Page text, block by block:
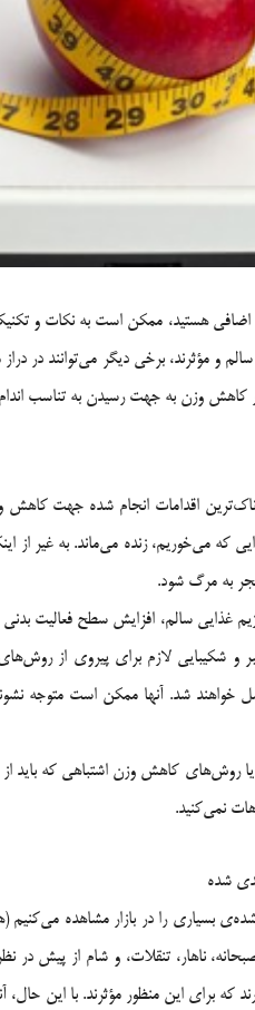
هستید، ممکن است به نکات و
و مؤثرند، برخی دیگر می‌توانند در
کاهش وزن به جهت رسیدن به تناسب
اقدامات انجام شده جهت
که می‌خوریم، زنده می‌ماند. به غیر
به مرگ شود.
غذایی سالم، افزایش سطح فعالیت
شکیبایی لازم برای پیروی از
شد. آنها ممکن است متوجه
کاهش وزن اشتباهی که باید از
نمی‌کنید.
شده
ناهار، تنقلات، و شام از پیش در
که برای این منظور مؤثرند. با این